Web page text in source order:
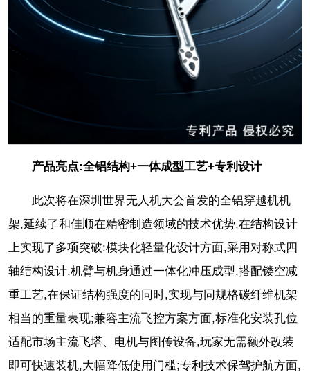
产品亮点:全铝结构+一体成型工艺+专利设计
此次将在深圳世界无人机大会首发的全铝穿越机机
架,延续了和佳顺在精密制造领域的技术优势,在结构设计
上实现了多项突破:模块化轻量化设计方面,采用对称式四
轴结构设计,机臂与机身通过一体化冲压成型,搭配镂空减
重工艺,在保证结构强度的同时,实现与同规格碳纤维机架
相当的重量表现;兼容主流飞控方案方面,标准化安装孔位
适配市场主流飞塔、电机与图传设备,玩家无需额外改装
即可快速装机,大幅降低使用门槛;专利技术保驾护航方面,